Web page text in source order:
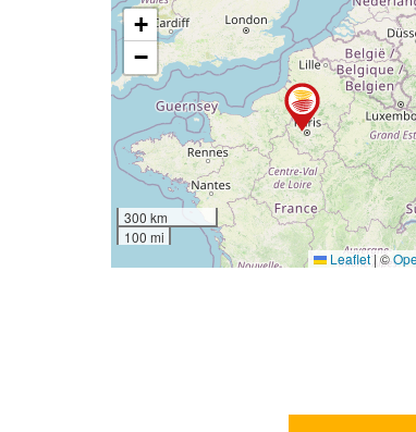
+
−
300 km
100 mi
Leaflet|©